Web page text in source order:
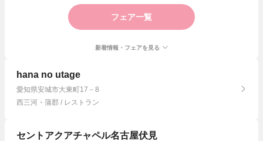
フェア一覧
新着情報・フェアを見る
hana no utage
愛知県安城市大東町17－8
西三河・蒲郡 / レストラン
セントアクアチャペル名古屋伏見